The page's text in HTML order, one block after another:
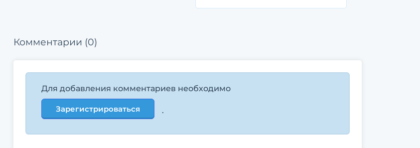
Комментарии (0)
Для добавления комментариев необходимо
Зарегистрироваться .